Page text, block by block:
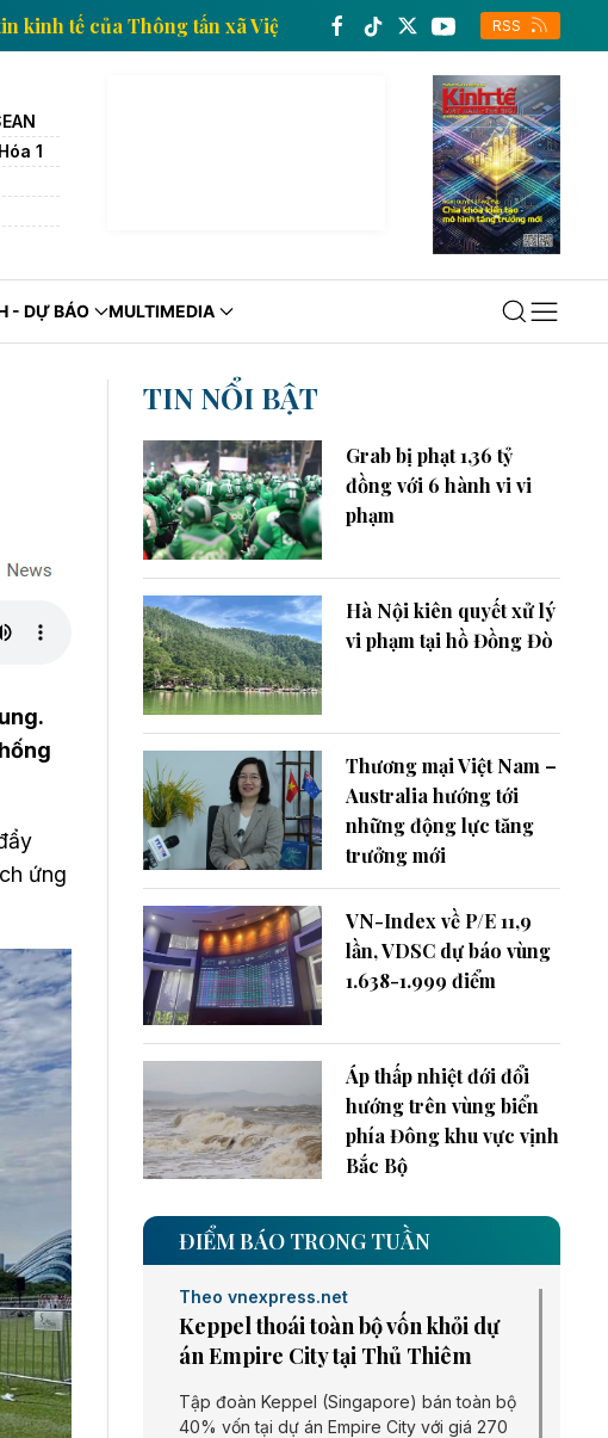
thông tin kinh tế của Thông tấn xã Việt Nam Trang thông
RSS
1
- DỰ BÁO MULTIMEDIA
ứng
TIN NỔI BẬT
Grab bị phạt 1,36 tỷ
đồng với 6 hành vi vi
phạm
Hà Nội kiên quyết xử lý
vi phạm tại hồ Đồng Đò
Thương mại Việt Nam –
Australia hướng tới
những động lực tăng
trưởng mới
VN-Index về P/E 11,9
lần, VDSC dự báo vùng
1.638-1.999 điểm
Áp thấp nhiệt đới đổi
hướng trên vùng biển
phía Đông khu vực vịnh
Bắc Bộ
ĐIỂM BÁO TRONG TUẦN
Theo vnexpress.net
Keppel thoái toàn bộ vốn khỏi dự
án Empire City tại Thủ Thiêm
Tập đoàn Keppel (Singapore) bán toàn bộ
40% vốn tại dự án Empire City với giá 270